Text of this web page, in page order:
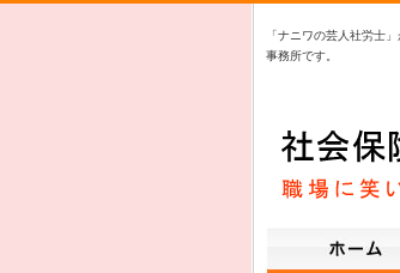
「ナニワの芸人社労士
事務所です。